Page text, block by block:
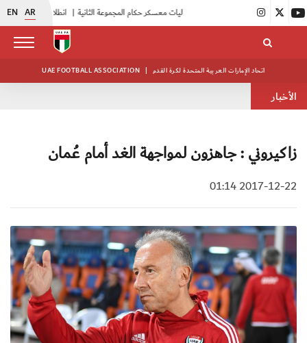
EN AR انطلاق منافسات بطولة النخبة لحرس الرئاسة |
UAE FOOTBALL ASSOCIATION | اتحاد الإمارات العربية المتحدة لكرة القدم
الأخبار
زاكيروني : جاهزون لمواجهة الغد أمام عُمان
2017-12-22 01:14